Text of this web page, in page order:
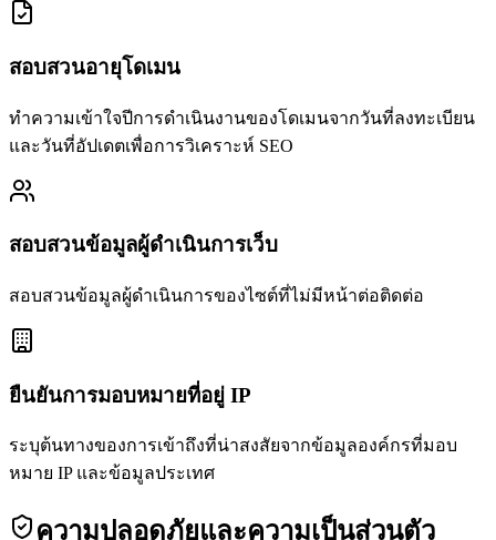
สอบสวนอายุโดเมน
ทำความเข้าใจปีการดำเนินงานของโดเมนจากวันที่ลงทะเบียน
และวันที่อัปเดตเพื่อการวิเคราะห์ SEO
สอบสวนข้อมูลผู้ดำเนินการเว็บ
สอบสวนข้อมูลผู้ดำเนินการของไซต์ที่ไม่มีหน้าต่อติดต่อ
ยืนยันการมอบหมายที่อยู่ IP
ระบุต้นทางของการเข้าถึงที่น่าสงสัยจากข้อมูลองค์กรที่มอบ
หมาย IP และข้อมูลประเทศ
ความปลอดภัยและความเป็นส่วนตัว